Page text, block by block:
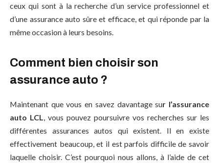
ceux qui sont à la recherche d’un service professionnel et
d’une assurance auto sûre et efficace, et qui réponde par la
même occasion à leurs besoins.
Comment bien choisir son
assurance auto ?
Maintenant que vous en savez davantage sur l’assurance
auto LCL
, vous pouvez poursuivre vos recherches sur les
différentes assurances autos qui existent. Il en existe
effectivement beaucoup, et il est parfois difficile de savoir
laquelle choisir. C’est pourquoi nous allons, à l’aide de cet